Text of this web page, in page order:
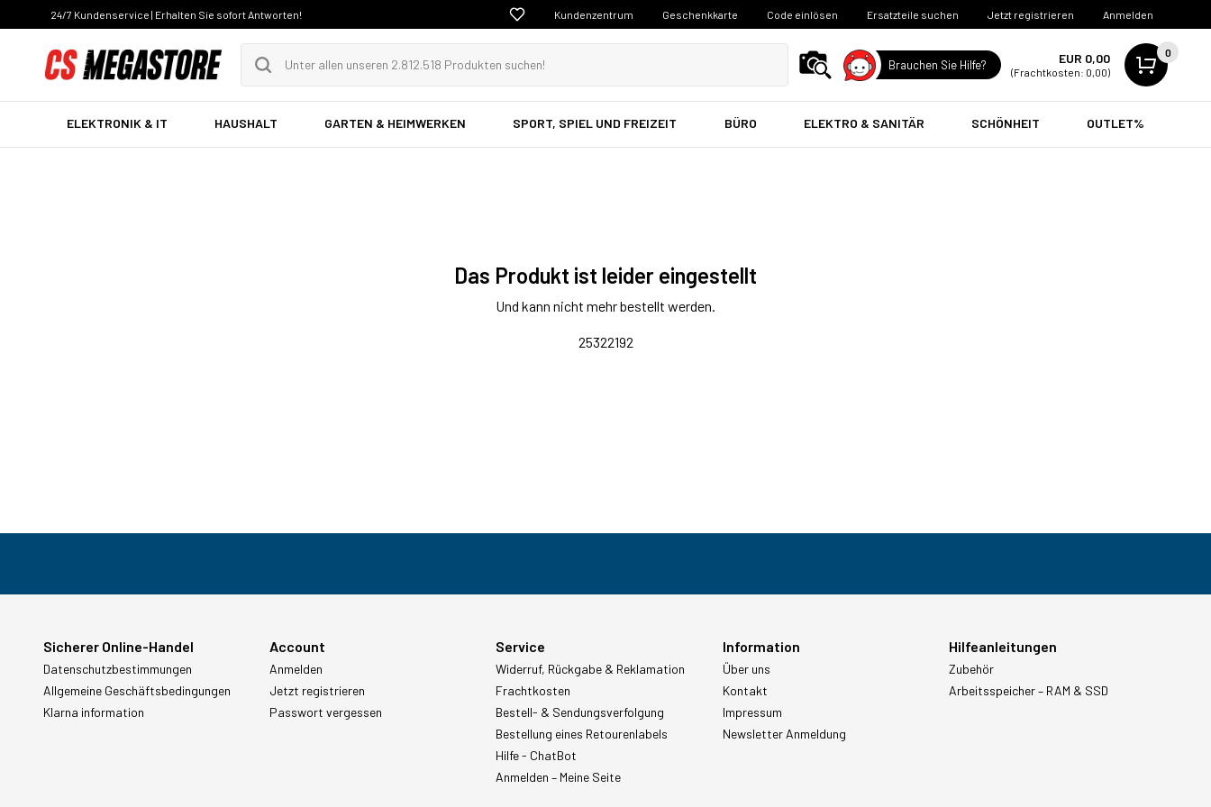
24/7 Kundenservice | Erhalten Sie sofort Antworten! Kundenzentrum Geschenkkarte Code einlösen Ersatzteile suchen Jetzt registrieren Anmelden
Brauchen Sie Hilfe? EUR 0,00
(Frachtkosten: 0,00)
0
ELEKTRONIK & IT HAUSHALT GARTEN & HEIMWERKEN SPORT, SPIEL UND FREIZEIT BÜRO ELEKTRO & SANITÄR SCHÖNHEIT OUTLET%
Das Produkt ist leider eingestellt
Und kann nicht mehr bestellt werden.
25322192
Sicherer Online-Handel
Datenschutzbestimmungen
Allgemeine Geschäftsbedingungen
Klarna information
Account
Anmelden
Jetzt registrieren
Passwort vergessen
Service
Widerruf, Rückgabe & Reklamation
Frachtkosten
Bestell- & Sendungsverfolgung
Bestellung eines Retourenlabels
Hilfe - ChatBot
Anmelden – Meine Seite
Information
Über uns
Kontakt
Impressum
Newsletter Anmeldung
Hilfeanleitungen
Zubehör
Arbeitsspeicher – RAM & SSD